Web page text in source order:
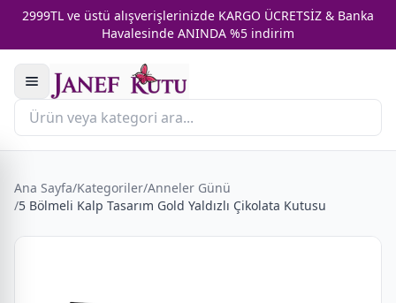
2999TL ve üstü alışverişlerinizde KARGO ÜCRETSİZ & Banka
Havalesinde ANINDA %5 indirim
Ana Sayfa/Kategoriler/Anneler Günü
/5 Bölmeli Kalp Tasarım Gold Yaldızlı Çikolata Kutusu